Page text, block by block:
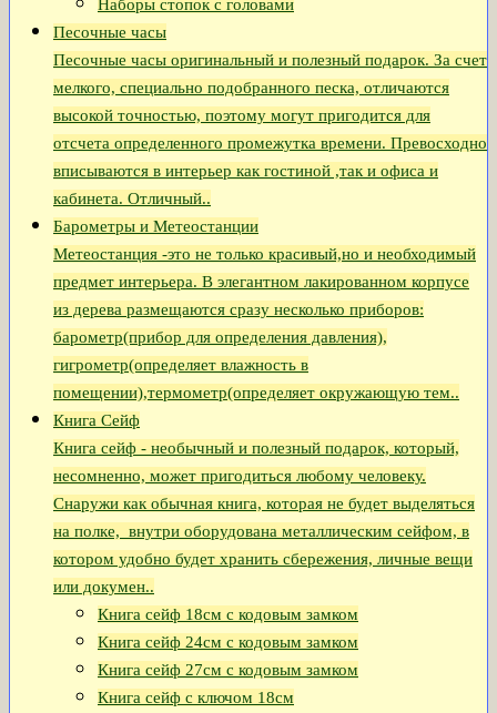
Наборы стопок с головами
Песочные часы
Песочные часы оригинальный и полезный подарок. За счет
мелкого, специально подобранного песка, отличаются
высокой точностью, поэтому могут пригодится для
отсчета определенного промежутка времени. Превосходно
вписываются в интерьер как гостиной ,так и офиса и
кабинета. Отличный..
Барометры и Метеостанции
Метеостанция -это не только красивый,но и необходимый
предмет интерьера. В элегантном лакированном корпусе
из дерева размещаются сразу несколько приборов:
барометр(прибор для определения давления),
гигрометр(определяет влажность в
помещении),термометр(определяет окружающую тем..
Книга Сейф
Книга сейф - необычный и полезный подарок, который,
несомненно, может пригодиться любому человеку.
Снаружи как обычная книга, которая не будет выделяться
на полке, внутри оборудована металлическим сейфом, в
котором удобно будет хранить сбережения, личные вещи
или докумен..
Книга сейф 18см с кодовым замком
Книга сeйф 24см с кодовым замком
Книга сейф 27см с кодовым замком
Книга сейф с ключом 18см